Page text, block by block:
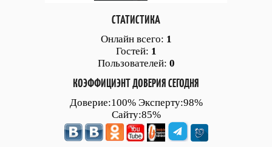
СТАТИСТИКА
Онлайн всего: 1
Гостей: 1
Пользователей: 0
КОЭФФИЦИЭНТ ДОВЕРИЯ СЕГОДНЯ
Доверие:100% Эксперту:98%
Сайту:85%